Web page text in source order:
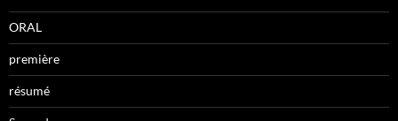
ORAL
première
résumé